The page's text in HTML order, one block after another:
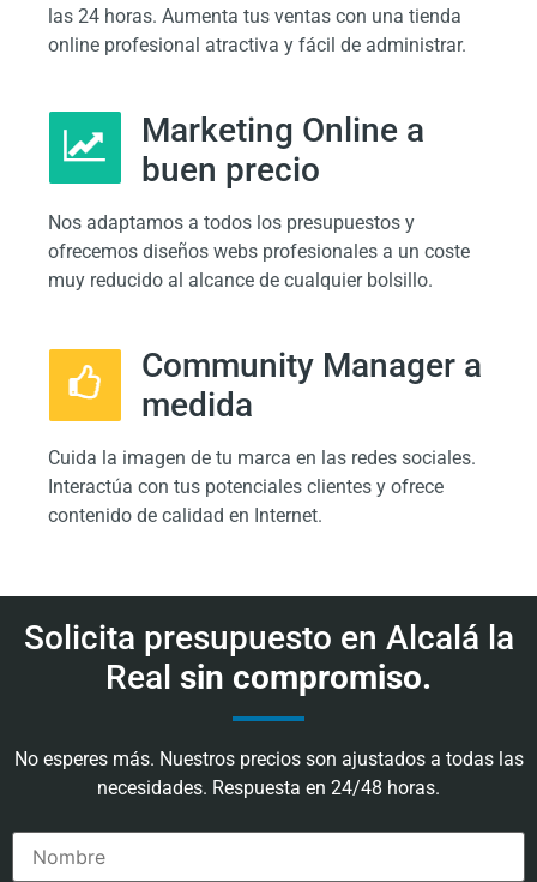
las 24 horas. Aumenta tus ventas con una tienda
online profesional atractiva y fácil de administrar.
Marketing Online a
buen precio
Nos adaptamos a todos los presupuestos y
ofrecemos diseños webs profesionales a un coste
muy reducido al alcance de cualquier bolsillo.
Community Manager a
medida
Cuida la imagen de tu marca en las redes sociales.
Interactúa con tus potenciales clientes y ofrece
contenido de calidad en Internet.
Solicita presupuesto en Alcalá la
Real sin compromiso.
No esperes más. Nuestros precios son ajustados a todas las
necesidades. Respuesta en 24/48 horas.